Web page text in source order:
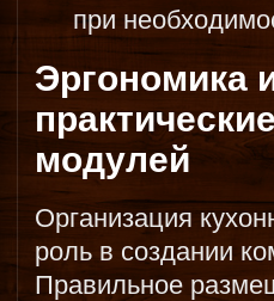
при
Эргономика
модулей
Организация
роль в создании
Правильное